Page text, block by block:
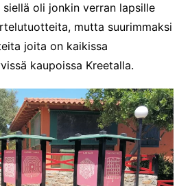
oli jonkin verran lapsille
mutta suurimmaksi
joita on kaikissa
kaupoissa Kreetalla.